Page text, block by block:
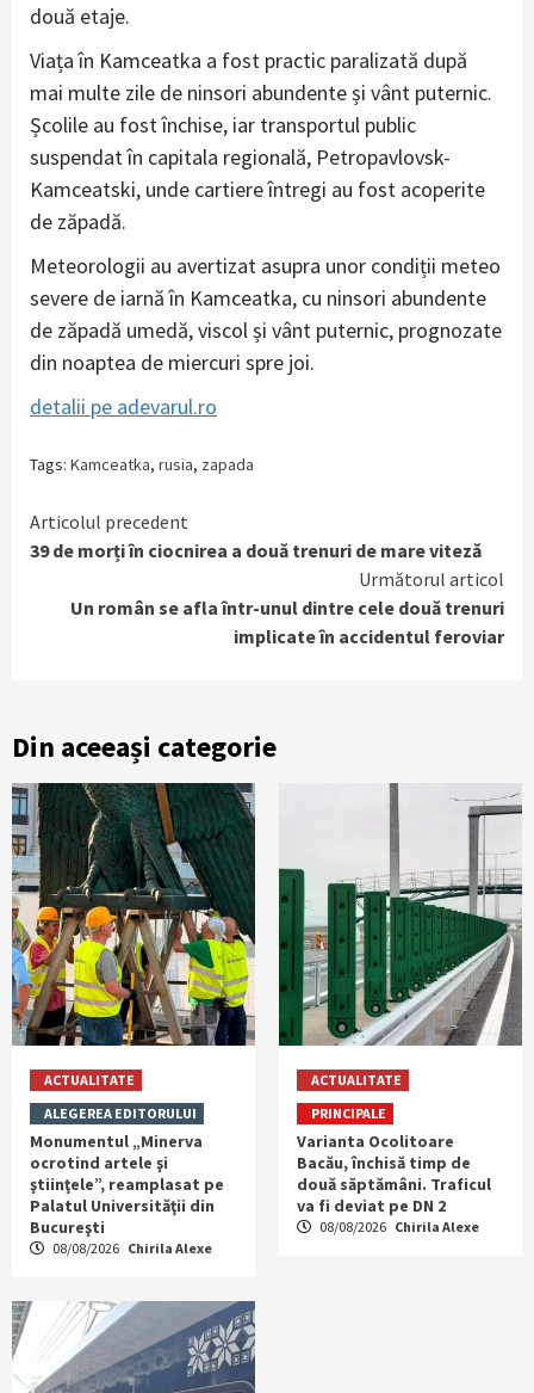
două etaje.
Viața în Kamceatka a fost practic paralizată după
mai multe zile de ninsori abundente și vânt puternic.
Școlile au fost închise, iar transportul public
suspendat în capitala regională, Petropavlovsk-
Kamceatski, unde cartiere întregi au fost acoperite
de zăpadă.
Meteorologii au avertizat asupra unor condiții meteo
severe de iarnă în Kamceatka, cu ninsori abundente
de zăpadă umedă, viscol și vânt puternic, prognozate
din noaptea de miercuri spre joi.
detalii pe adevarul.ro
Tags: Kamceatka, rusia, zapada
Continue
Reading
Articolul precedent
39 de morți în ciocnirea a două trenuri de mare viteză
Următorul articol
Un român se afla într-unul dintre cele două trenuri
implicate în accidentul feroviar
Din aceeași categorie
ACTUALITATE
ALEGEREA EDITORULUI
Monumentul „Minerva
ocrotind artele şi
ştiinţele”, reamplasat pe
Palatul Universităţii din
Bucureşti
08/08/2026 Chirila Alexe
ACTUALITATE
PRINCIPALE
Varianta Ocolitoare
Bacău, închisă timp de
două săptămâni. Traficul
va fi deviat pe DN 2
08/08/2026 Chirila Alexe